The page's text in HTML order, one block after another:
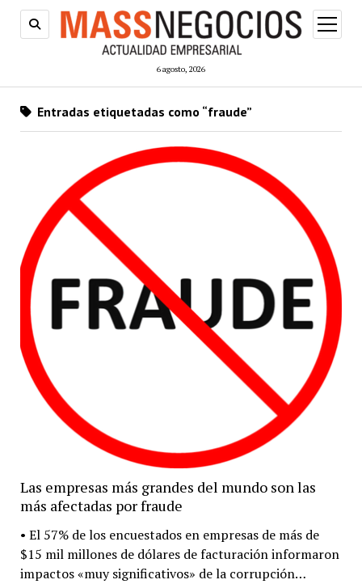
6 agosto, 2026
abrir
menú
Entradas etiquetadas como “fraude”
Las empresas más grandes del mundo son las
más afectadas por fraude
• El 57% de los encuestados en empresas de más de
$15 mil millones de dólares de facturación informaron
impactos «muy significativos» de la corrupción…